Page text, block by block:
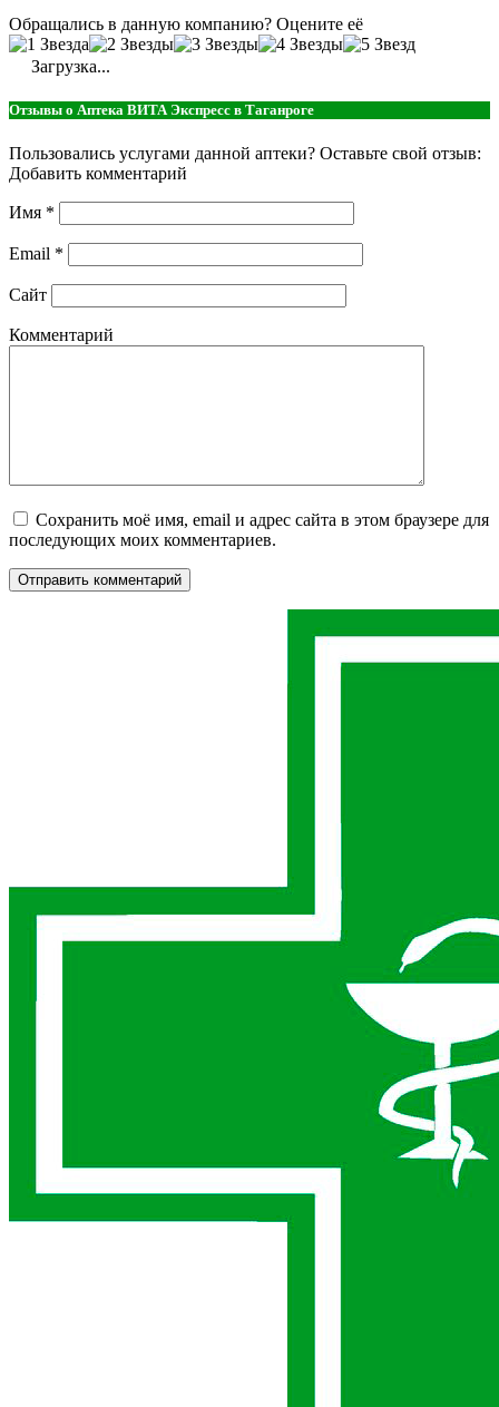
Обращались в данную компанию? Оцените её
Загрузка...
Отзывы о Аптека ВИТА Экспресс в Таганроге
Пользовались услугами данной аптеки? Оставьте свой отзыв:
Добавить комментарий
Имя *
Email *
Сайт
Комментарий
Сохранить моё имя, email и адрес сайта в этом браузере для
последующих моих комментариев.